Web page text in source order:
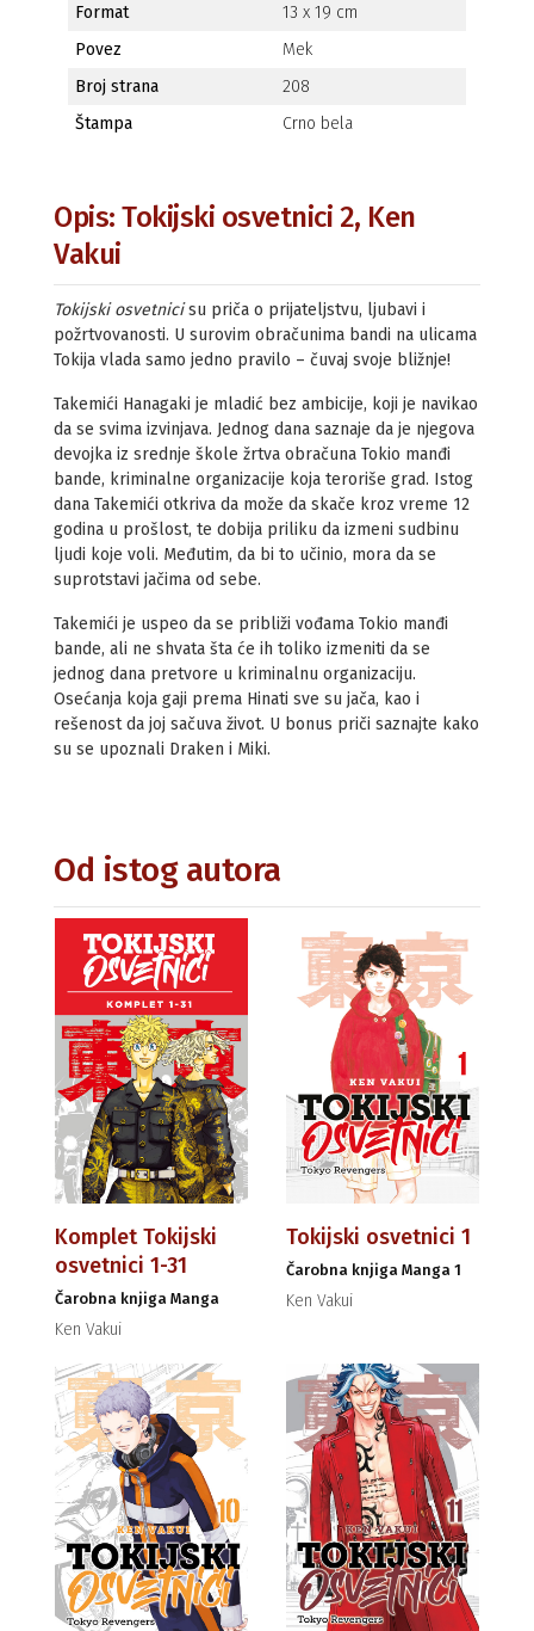
Format
13 x 19 cm
Povez
Mek
Broj strana
208
Štampa
Crno bela
Opis: Tokijski osvetnici 2, Ken
Vakui
Tokijski osvetnicisu priča o prijateljstvu, ljubavi i
požrtvovanosti. U surovim obračunima bandi na ulicama
Tokija vlada samo jedno pravilo – čuvaj svoje bližnje!
Takemići Hanagaki je mladić bez ambicije, koji je navikao
da se svima izvinjava. Jednog dana saznaje da je njegova
devojka iz srednje škole žrtva obračuna Tokio manđi
bande, kriminalne organizacije koja teroriše grad. Istog
dana Takemići otkriva da može da skače kroz vreme 12
godina u prošlost, te dobija priliku da izmeni sudbinu
ljudi koje voli. Međutim, da bi to učinio, mora da se
suprotstavi jačima od sebe.
Takemići je uspeo da se približi vođama Tokio manđi
bande, ali ne shvata šta će ih toliko izmeniti da se
jednog dana pretvore u kriminalnu organizaciju.
Osećanja koja gaji prema Hinati sve su jača, kao i
rešenost da joj sačuva život. U bonus priči saznajte kako
su se upoznali Draken i Miki.
Od istog autora
Komplet Tokijski
osvetnici 1-31
Čarobna knjiga Manga
Ken Vakui
Tokijski osvetnici 1
Čarobna knjiga Manga 1
Ken Vakui